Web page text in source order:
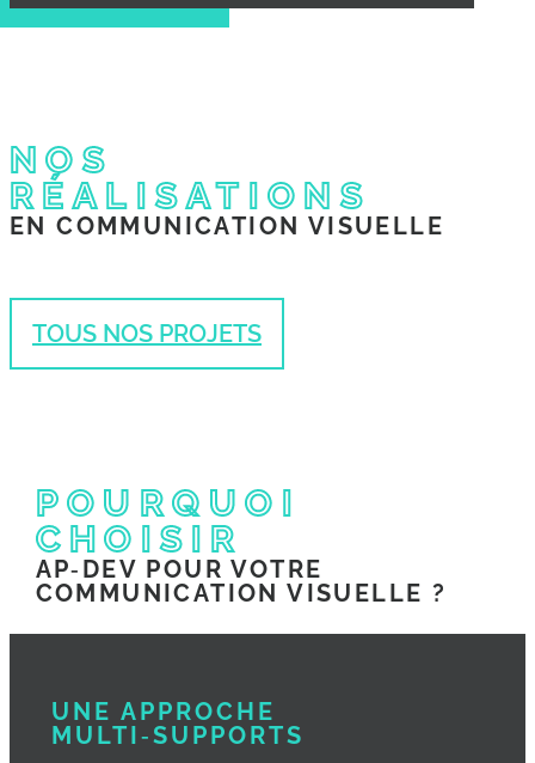
NOS
RÉALISATIONS
EN COMMUNICATION VISUELLE
COMMUNICATION
VISUELLE
TOUS NOS PROJETS
POURQUOI
CHOISIR
AP‑DEV POUR VOTRE
COMMUNICATION VISUELLE ?
UNE APPROCHE
MULTI‑SUPPORTS